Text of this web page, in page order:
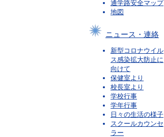
通学路安全マップ
地図
ニュース・連絡
新型コロナウイル
ス感染拡大防止に
向けて
保健室より
校長室より
学校行事
学年行事
日々の生活の様子
スクールカウンセ
ラー